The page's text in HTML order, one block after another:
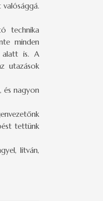
technika
minden
alatt is. A
utazások
és nagyon
tettünk
litván,